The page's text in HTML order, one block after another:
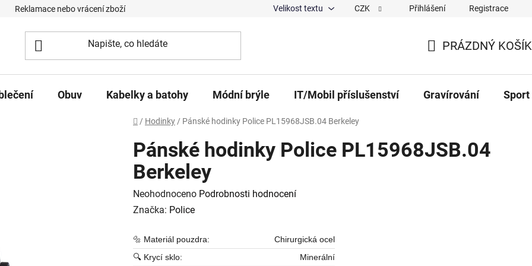
Reklamace nebo vrácení zboží Podmínky ochrany osobních údajů O nás Magazín Hodnocení obchodu
Velikost textu CZK Přihlášení Registrace
PRÁZDNÝ KOŠÍK
Obuv Kabelky a batohy Módní brýle IT/Mobil příslušenství Gravírování Sport
Domů
/ Hodinky / Pánské hodinky Police PL15968JSB.04 Berkeley
Pánské hodinky Police PL15968JSB.04
Berkeley
Průměrné hodnocení produktu je 0,0 z 5 hvězdiček.
Neohodnoceno Podrobnosti hodnocení
Značka: Police
🔩 Materiál pouzdra:
Chirurgická ocel
🔍 Krycí sklo:
Minerální